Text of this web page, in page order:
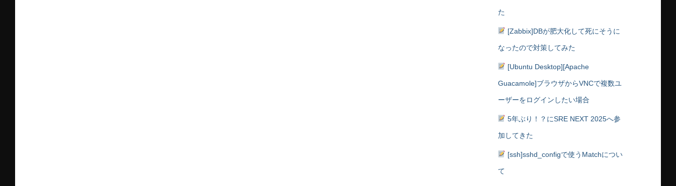
た
[Zabbix]DBが肥大化して死にそうに
なったので対策してみた
[Ubuntu Desktop][Apache
Guacamole]ブラウザからVNCで複数ユ
ーザーをログインしたい場合
5年ぶり！？にSRE NEXT 2025へ参
加してきた
[ssh]sshd_configで使うMatchについ
て